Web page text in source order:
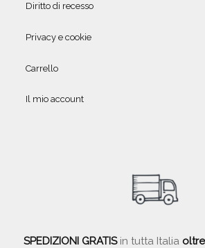
Diritto di recesso
Privacy e cookie
Carrello
Il mio account
SPEDIZIONI GRATISin tutta Italia